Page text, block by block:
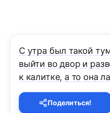
С утра был такой
выйти во двор и
к калитке, а то она
Поделиться!